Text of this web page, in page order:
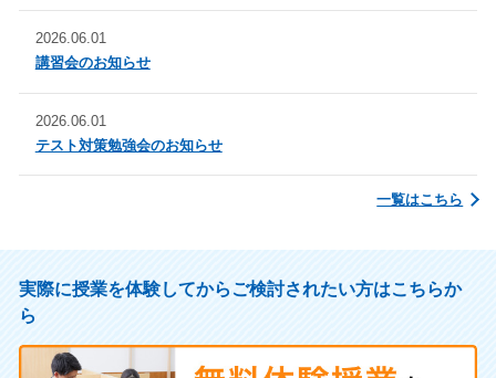
2026.06.01
講習会のお知らせ
2026.06.01
テスト対策勉強会のお知らせ
一覧はこちら
実際に授業を体験してからご検討されたい方はこちらか
ら